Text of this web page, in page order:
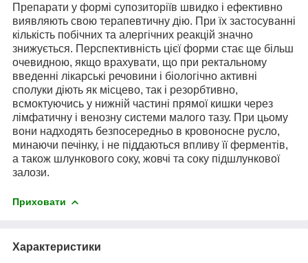
Препарати у формі супозиторіїв швидко і ефективно
виявляють свою терапевтичну дію. При їх застосуванні
кількість побічних та алергічних реакцій значно
знижується. Перспективність цієї форми стає ще більш
очевидною, якщо врахувати, що при ректальному
введенні лікарські речовини і біологічно активні
сполуки діють як місцево, так і резорбтивно,
всмоктуючись у нижній частині прямої кишки через
лімфатичну і венозну системи малого тазу. При цьому
вони надходять безпосередньо в кровоносне русло,
минаючи печінку, і не піддаються впливу її ферментів,
а також шлункового соку, жовчі та соку підшлункової
залози.
Приховати
Характеристики